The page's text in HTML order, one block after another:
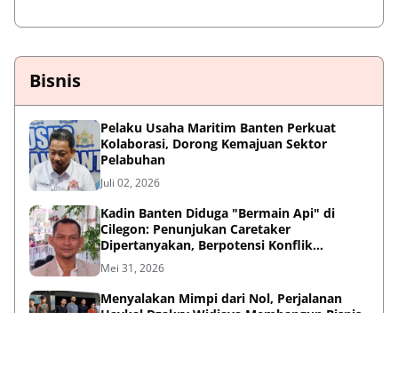
Bisnis
Pelaku Usaha Maritim Banten Perkuat
Kolaborasi, Dorong Kemajuan Sektor
Pelabuhan
Juli 02, 2026
Kadin Banten Diduga "Bermain Api" di
Cilegon: Penunjukan Caretaker
Dipertanyakan, Berpotensi Konflik
Kepentingan
Mei 31, 2026
Menyalakan Mimpi dari Nol, Perjalanan
Haykal Dzakry Widjaya Membangun Bisnis